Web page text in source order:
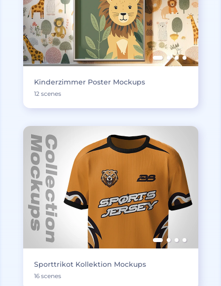
Kinderzimmer Poster Mockups
12 scenes
Sporttrikot Kollektion Mockups
16 scenes